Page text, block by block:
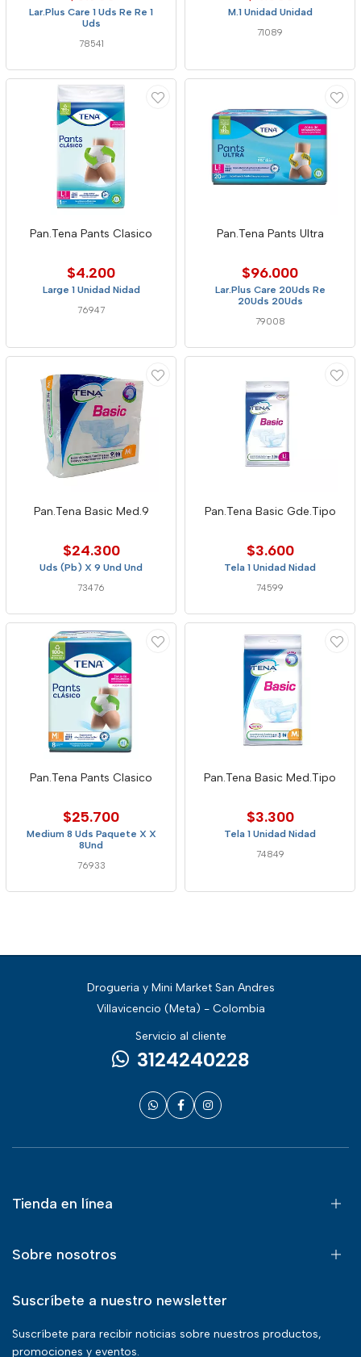
Lar.Plus Care 1 Uds Re Re 1
Uds
78541
M.1 Unidad Unidad
71089
Pan.Tena Pants Clasico
$4.200
Large 1 Unidad Nidad
76947
Pan.Tena Pants Ultra
$96.000
Lar.Plus Care 20Uds Re
20Uds 20Uds
79008
Pan.Tena Basic Med.9
$24.300
Uds (Pb) X 9 Und Und
73476
Pan.Tena Basic Gde.Tipo
$3.600
Tela 1 Unidad Nidad
74599
Pan.Tena Pants Clasico
$25.700
Medium 8 Uds Paquete X X
8Und
76933
Pan.Tena Basic Med.Tipo
$3.300
Tela 1 Unidad Nidad
74849
Drogueria y Mini Market San Andres
Villavicencio (Meta) - Colombia
Servicio al cliente
3124240228
Tienda en línea
Sobre nosotros
Suscríbete a nuestro newsletter
Suscríbete para recibir noticias sobre nuestros productos,
promociones y eventos.